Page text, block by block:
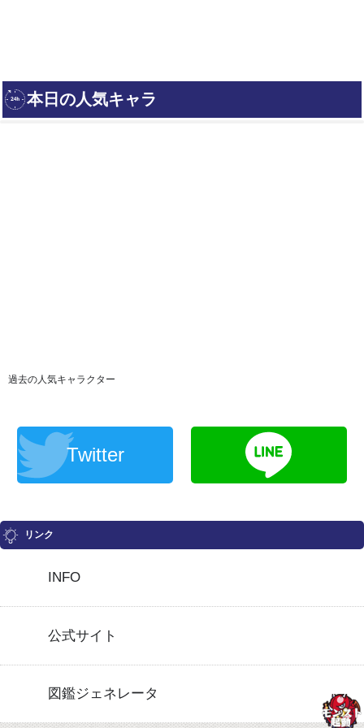
過去の人気キャラクター
Twitter
リンク
INFO
公式サイト
図鑑ジェネレータ